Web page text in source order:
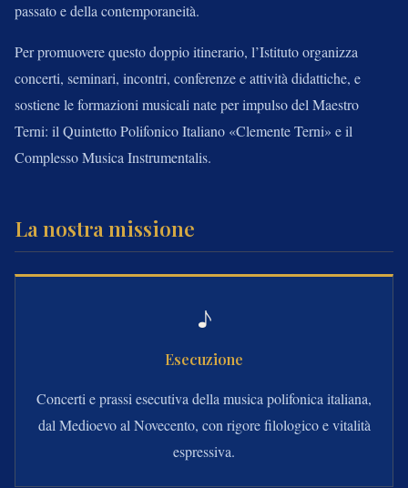
passato e della contemporaneità.
Per promuovere questo doppio itinerario, l’Istituto organizza
concerti, seminari, incontri, conferenze e attività didattiche, e
sostiene le formazioni musicali nate per impulso del Maestro
Terni: il Quintetto Polifonico Italiano «Clemente Terni» e il
Complesso Musica Instrumentalis.
La nostra missione
♪
Esecuzione
Concerti e prassi esecutiva della musica polifonica italiana,
dal Medioevo al Novecento, con rigore filologico e vitalità
espressiva.